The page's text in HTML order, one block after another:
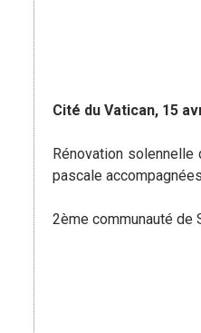
Cité du Vatican, 15
Rénovation
pascale
2ème communauté de